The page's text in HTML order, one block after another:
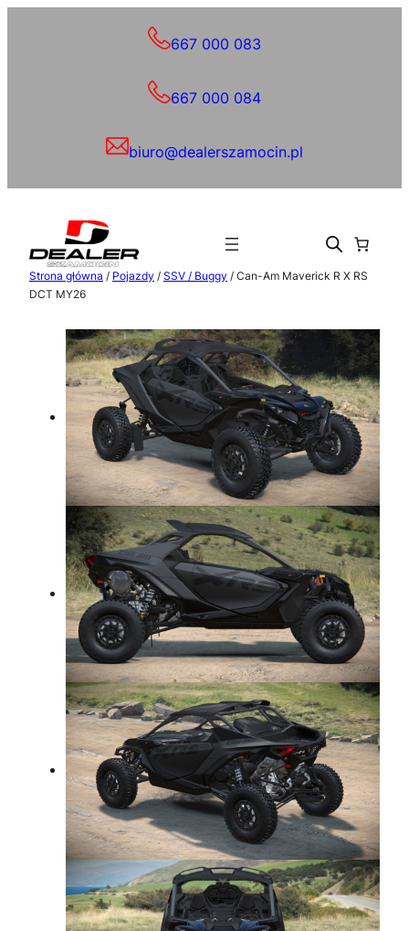
667 000 083
667 000 084
biuro@dealerszamocin.pl
Strona główna / Pojazdy / SSV / Buggy / Can-Am Maverick R X RS
DCT MY26